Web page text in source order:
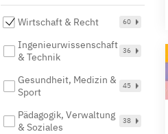
Wirtschaft & Recht 60
Ingenieurwissenschaft
& Technik
36
Gesundheit, Medizin &
Sport
45
Pädagogik, Verwaltung
& Soziales
38